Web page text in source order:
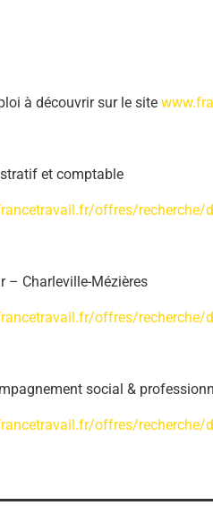
à découvrir sur le site
et comptable
offres/recherche/
– Charleville-Mézières
offres/recherche/
social &
offres/recherche/